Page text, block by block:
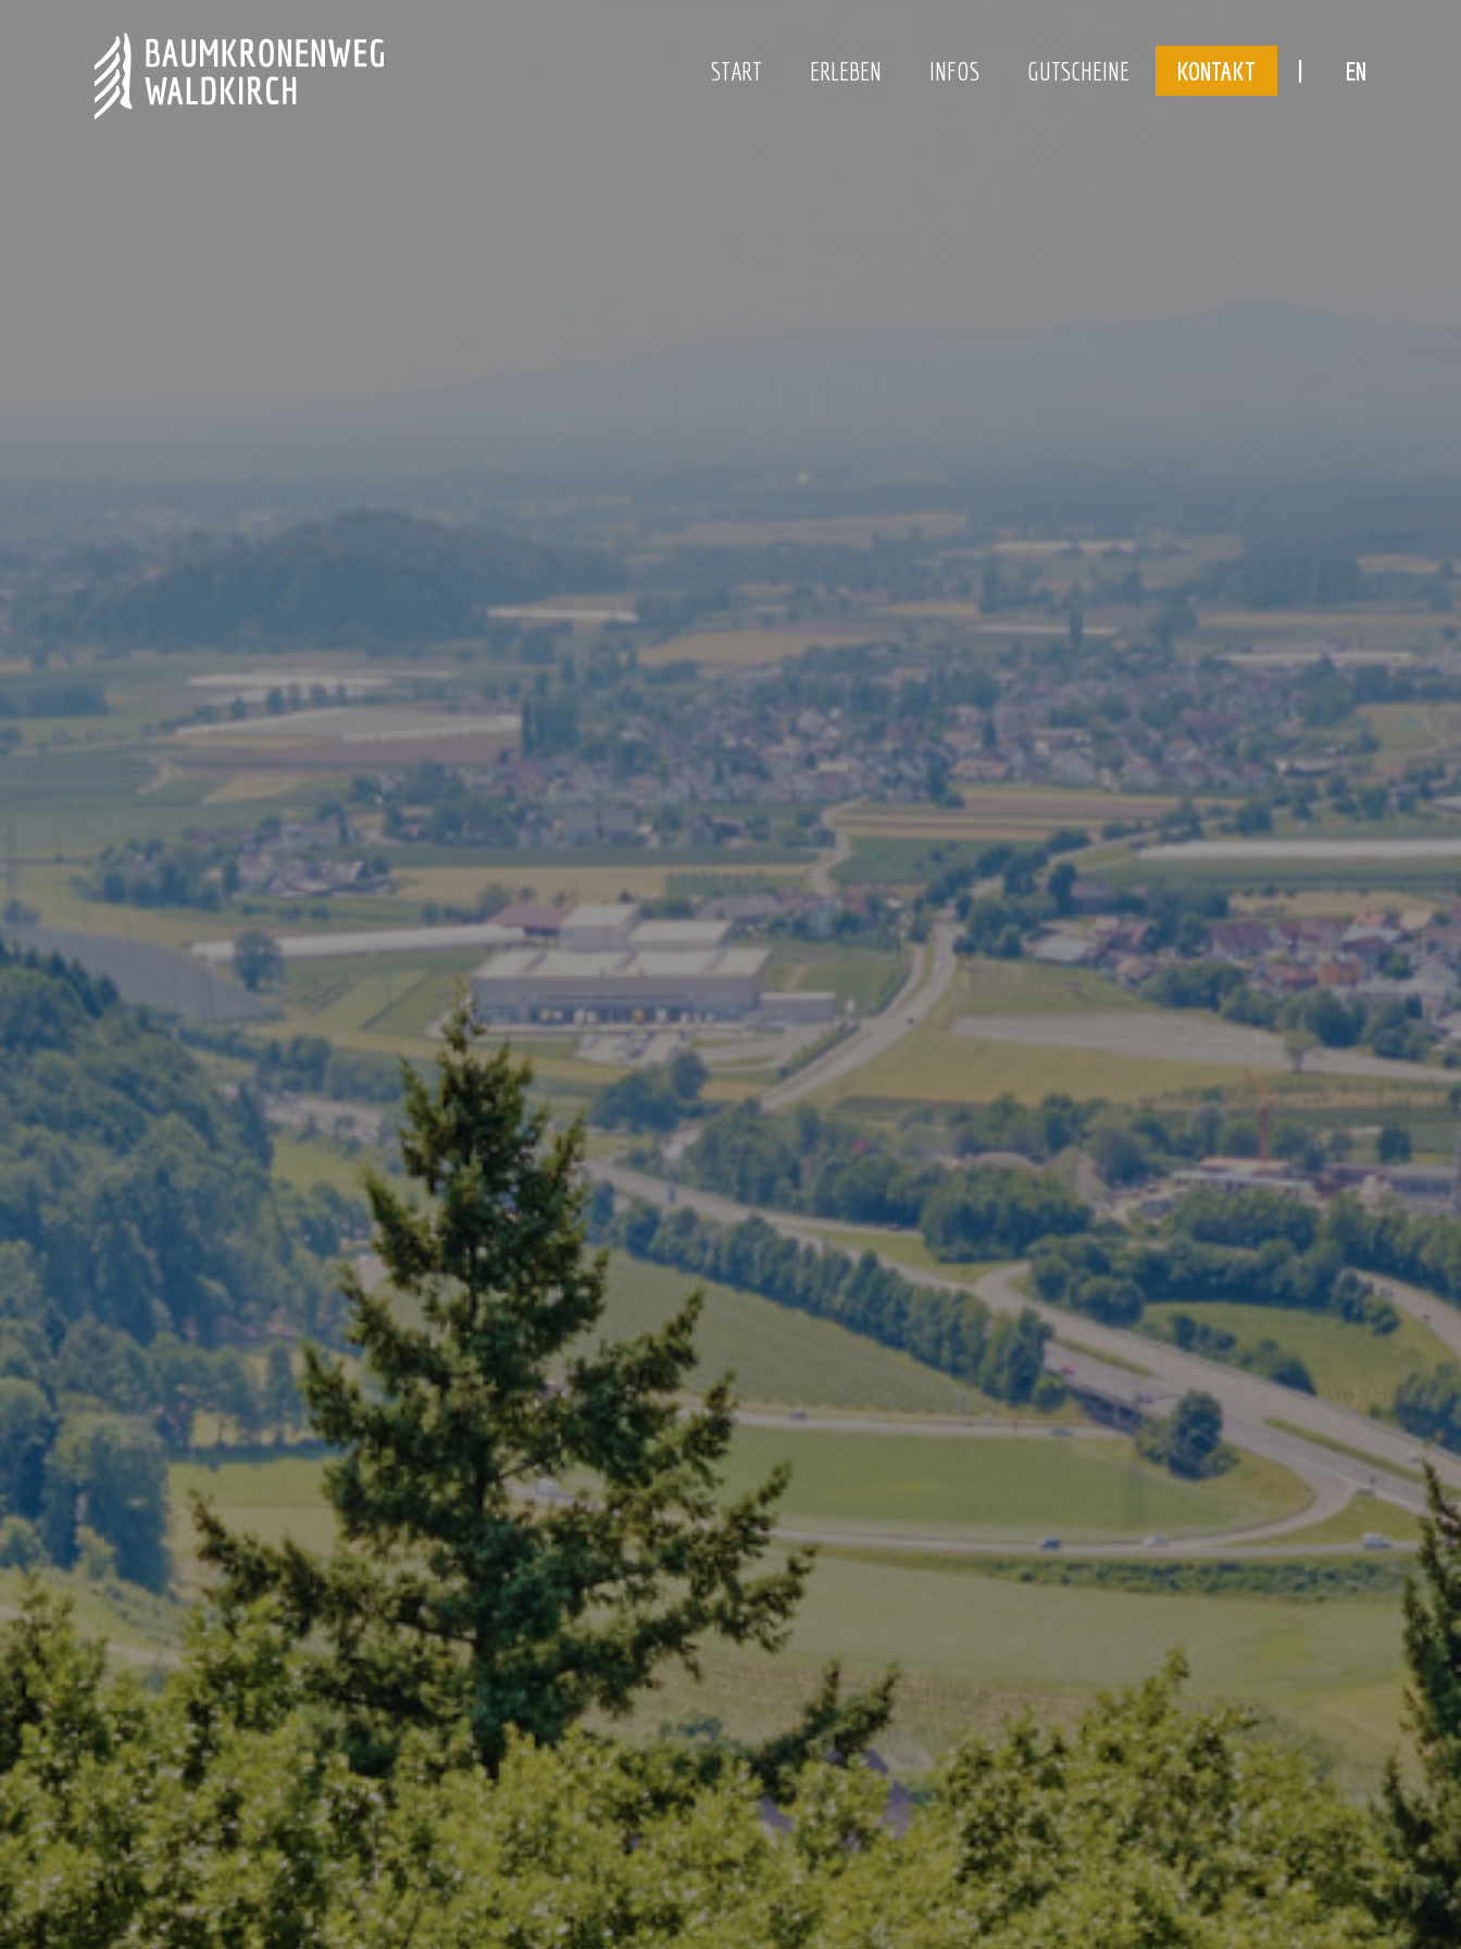
START ERLEBEN INFOS GUTSCHEINE KONTAKT EN